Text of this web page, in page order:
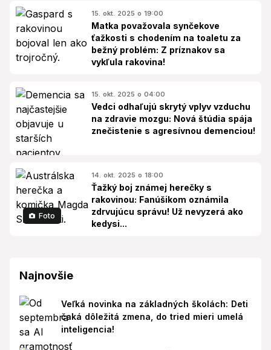
15. okt. 2025 o 19:00
Matka považovala synčekove
ťažkosti s chodením na toaletu za
bežný problém: Z príznakov sa
vykľula rakovina!
15. okt. 2025 o 04:00
Vedci odhaľujú skrytý vplyv vzduchu
na zdravie mozgu: Nová štúdia spája
znečistenie s agresívnou demenciou!
Foto
14. okt. 2025 o 18:00
Ťažký boj známej herečky s
rakovinou: Fanúšikom oznámila
zdrvujúcu správu! Už nevyzerá ako
kedysi...
Najnovšie
Veľká novinka na základných školách: Deti
čaká dôležitá zmena, do tried mieri umelá
inteligencia!